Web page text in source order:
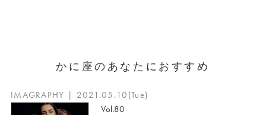
かに座のあなたにおすすめ
IMAGRAPHY | 2021.05.10(Tue)
Vol.80